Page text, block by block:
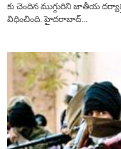
కు చెందిన ముగ్గురిని జాతీయ
విధించింది. హైదరాబాద్...